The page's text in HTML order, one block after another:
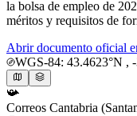
la bolsa de empleo de
méritos y requisitos de
Abrir documento oficial
WGS-84: 43.4623°N ,
📯
Correos Cantabria